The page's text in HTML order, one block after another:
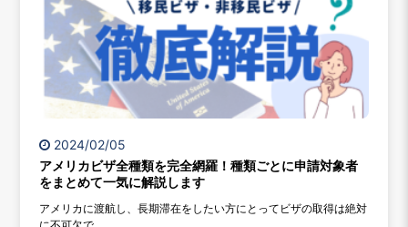
2024/02/05
アメリカビザ全種類を完全網羅！種類ごとに申請対象者
をまとめて一気に解説します
アメリカに渡航し、長期滞在をしたい方にとってビザの取得は絶対